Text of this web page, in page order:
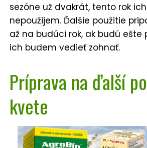
sezóne už dvakrát, tento rok
nepoužijem. Ďalšie použitie
až na budúci rok, ak budú ešte
ich budem vedieť zohnať.
Príprava na ďalší
kvete